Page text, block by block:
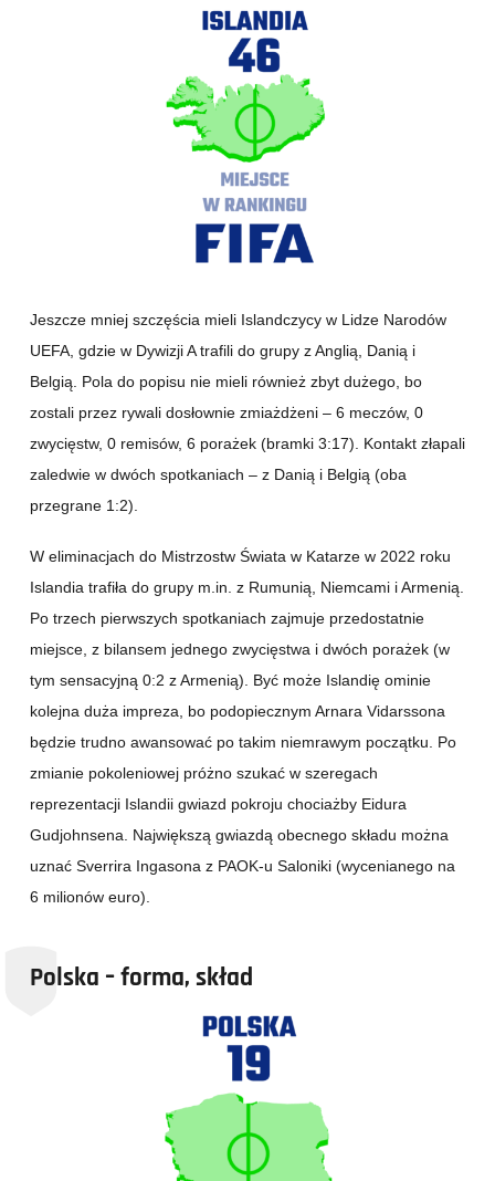
Jeszcze mniej szczęścia mieli Islandczycy w Lidze Narodów
UEFA, gdzie w Dywizji A trafili do grupy z Anglią, Danią i
Belgią. Pola do popisu nie mieli również zbyt dużego, bo
zostali przez rywali dosłownie zmiażdżeni – 6 meczów, 0
zwycięstw, 0 remisów, 6 porażek (bramki 3:17). Kontakt złapali
zaledwie w dwóch spotkaniach – z Danią i Belgią (oba
przegrane 1:2).
W eliminacjach do Mistrzostw Świata w Katarze w 2022 roku
Islandia trafiła do grupy m.in. z Rumunią, Niemcami i Armenią.
Po trzech pierwszych spotkaniach zajmuje przedostatnie
miejsce, z bilansem jednego zwycięstwa i dwóch porażek (w
tym sensacyjną 0:2 z Armenią). Być może Islandię ominie
kolejna duża impreza, bo podopiecznym Arnara Vidarssona
będzie trudno awansować po takim niemrawym początku. Po
zmianie pokoleniowej próżno szukać w szeregach
reprezentacji Islandii gwiazd pokroju chociażby Eidura
Gudjohnsena. Największą gwiazdą obecnego składu można
uznać Sverrira Ingasona z PAOK-u Saloniki (wycenianego na
6 milionów euro).
Polska – forma, skład